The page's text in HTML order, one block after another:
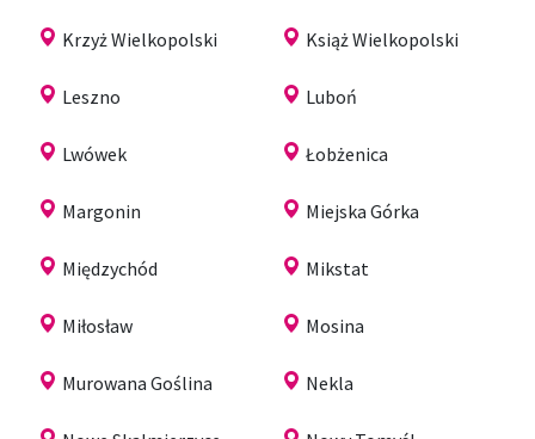
Krzyż Wielkopolski Książ Wielkopolski
Leszno Luboń
Lwówek Łobżenica
Margonin Miejska Górka
Międzychód Mikstat
Miłosław Mosina
Murowana Goślina Nekla